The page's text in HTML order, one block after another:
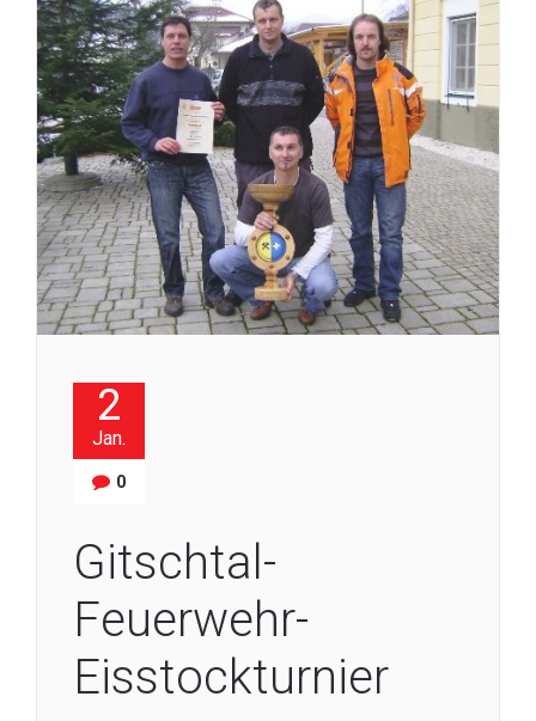
2
Jan.
0
Gitschtal-
Feuerwehr-
Eisstockturnier